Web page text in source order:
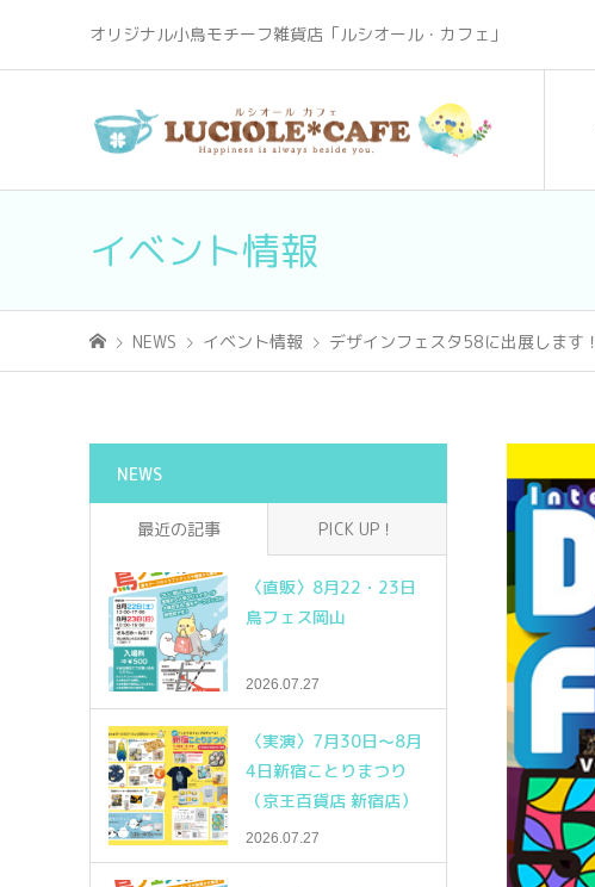
オリジナル小鳥モチーフ雑貨店「ルシオール・カフェ」
イベント情報
NEWS イベント情報 デザインフェスタ58に出展します！
NEWS
最近の記事 PICK UP！
〈直販〉8月22・23日
鳥フェス岡山
2026.07.27
〈実演〉7月30日～8月
4日新宿ことりまつり
（京王百貨店 新宿店）
2026.07.27